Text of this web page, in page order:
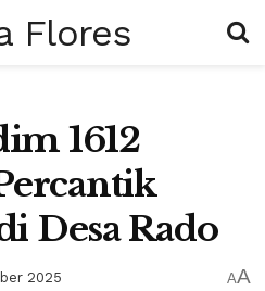
Flores
1612
Desa Rado
2025 AA